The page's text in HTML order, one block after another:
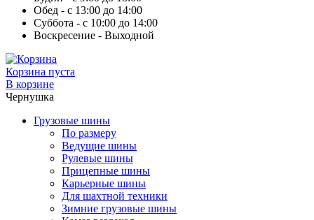
Обед - с 13:00 до 14:00
Суббота - с 10:00 до 14:00
Воскресение - Выходной
Корзина пуста
В корзине
Чернушка
Грузовые шины
По размеру
Ведущие шины
Рулевые шины
Прицепные шины
Карьерные шины
Для шахтной техники
Зимние грузовые шины